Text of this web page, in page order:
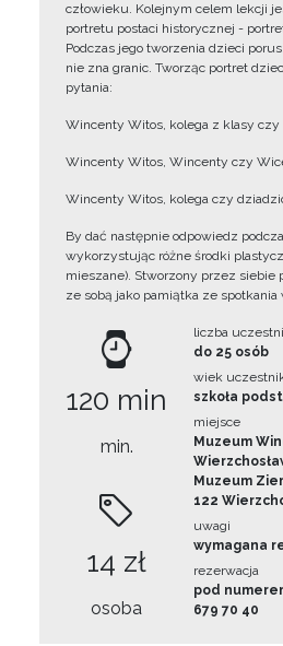
człowieku. Kolejnym celem lekcji
portretu postaci historycznej -
Podczas jego tworzenia dzieci
nie zna granic. Tworząc portret
pytania:
Wincenty Witos, kolega z klasy czy
Wincenty Witos, Wincenty czy
Wincenty Witos, kolega czy
By dać następnie odpowiedz
wykorzystując różne środki
mieszane). Stworzony przez siebie
ze sobą jako pamiątka ze
120 min
min.
14 zł
osoba
liczba
do 25 osób
wiek
szkoła
miejsce
Muzeum
Muzeum
122
uwagi
wymagana
rezerwacja
pod
679 70 40